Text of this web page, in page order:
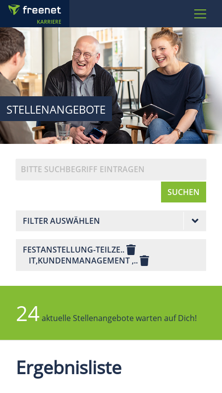
STELLENANGEBOTE
SUCHEN
FILTER AUSWÄHLEN
FESTANSTELLUNG-TEILZE..
IT,KUNDENMANAGEMENT ,..
24aktuelle Stellenangebote warten auf Dich!
Ergebnisliste